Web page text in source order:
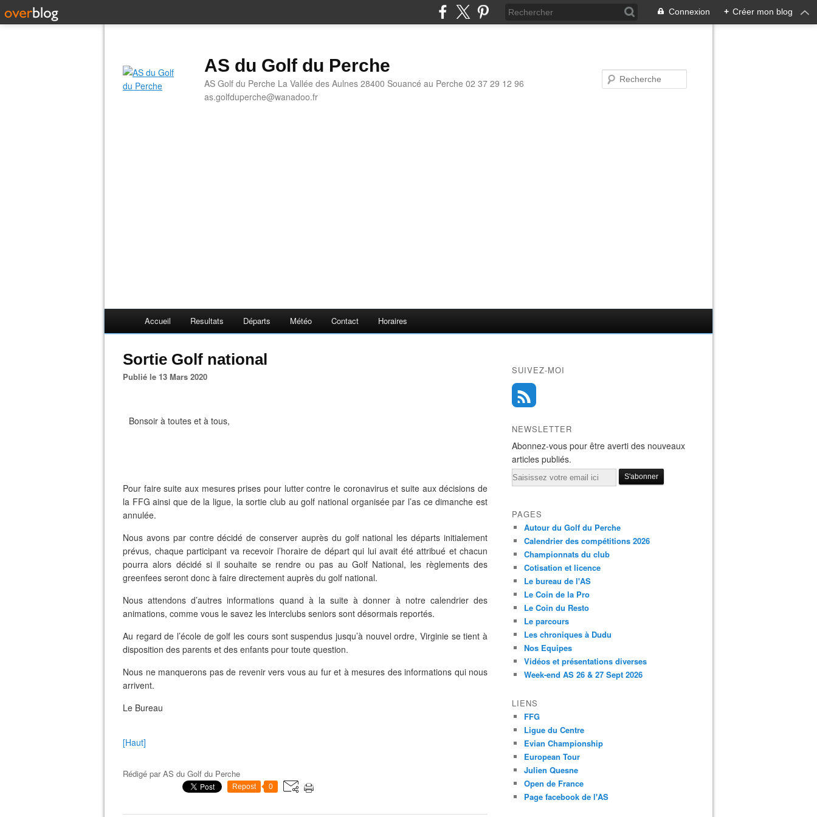
Connexion + Créer mon blog
AS du Golf du Perche
AS Golf du Perche La Vallée des Aulnes 28400 Souancé au Perche 02 37 29 12 96
as.golfduperche@wanadoo.fr
Accueil Resultats Départs Météo Contact Horaires
Sortie Golf national
Publié le 13 Mars 2020
Bonsoir à toutes et à tous,
Pour faire suite aux mesures prises pour lutter contre le coronavirus et suite aux décisions de
la FFG ainsi que de la ligue, la sortie club au golf national organisée par l’as ce dimanche est
annulée.
Nous avons par contre décidé de conserver auprès du golf national les départs initialement
prévus, chaque participant va recevoir l’horaire de départ qui lui avait été attribué et chacun
pourra alors décidé si il souhaite se rendre ou pas au Golf National, les règlements des
greenfees seront donc à faire directement auprès du golf national.
Nous attendons d’autres informations quand à la suite à donner à notre calendrier des
animations, comme vous le savez les interclubs seniors sont désormais reportés.
Au regard de l’école de golf les cours sont suspendus jusqu’à nouvel ordre, Virginie se tient à
disposition des parents et des enfants pour toute question.
Nous ne manquerons pas de revenir vers vous au fur et à mesures des informations qui nous
arrivent.
Le Bureau
[Haut]
Rédigé parAS du Golf du Perche
Repost 0
SUIVEZ-MOI
NEWSLETTER
Abonnez-vous pour être averti des nouveaux
articles publiés.
Email
PAGES
Autour du Golf du Perche
Calendrier des compétitions 2026
Championnats du club
Cotisation et licence
Le bureau de l'AS
Le Coin de la Pro
Le Coin du Resto
Le parcours
Les chroniques à Dudu
Nos Equipes
Vidéos et présentations diverses
Week-end AS 26 & 27 Sept 2026
LIENS
FFG
Ligue du Centre
Evian Championship
European Tour
Julien Quesne
Open de France
Page facebook de l'AS